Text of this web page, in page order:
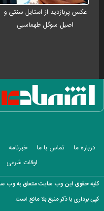
عکس پربازدید از استایل سنتی و
اصیل سوگل طهماسبی
درباره ما تماس با ما خبرنامه
اوقات شرعی
کپی برداری با ذکر منبع بلا مانع است.